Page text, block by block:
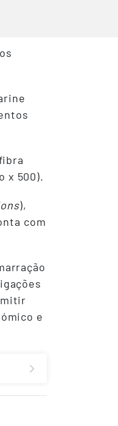
x 500).
),
com
e